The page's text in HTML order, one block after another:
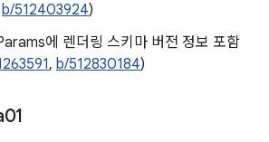
b/512403924)
에 렌더링 스키마 버전 정보 포함
, b/512830184)